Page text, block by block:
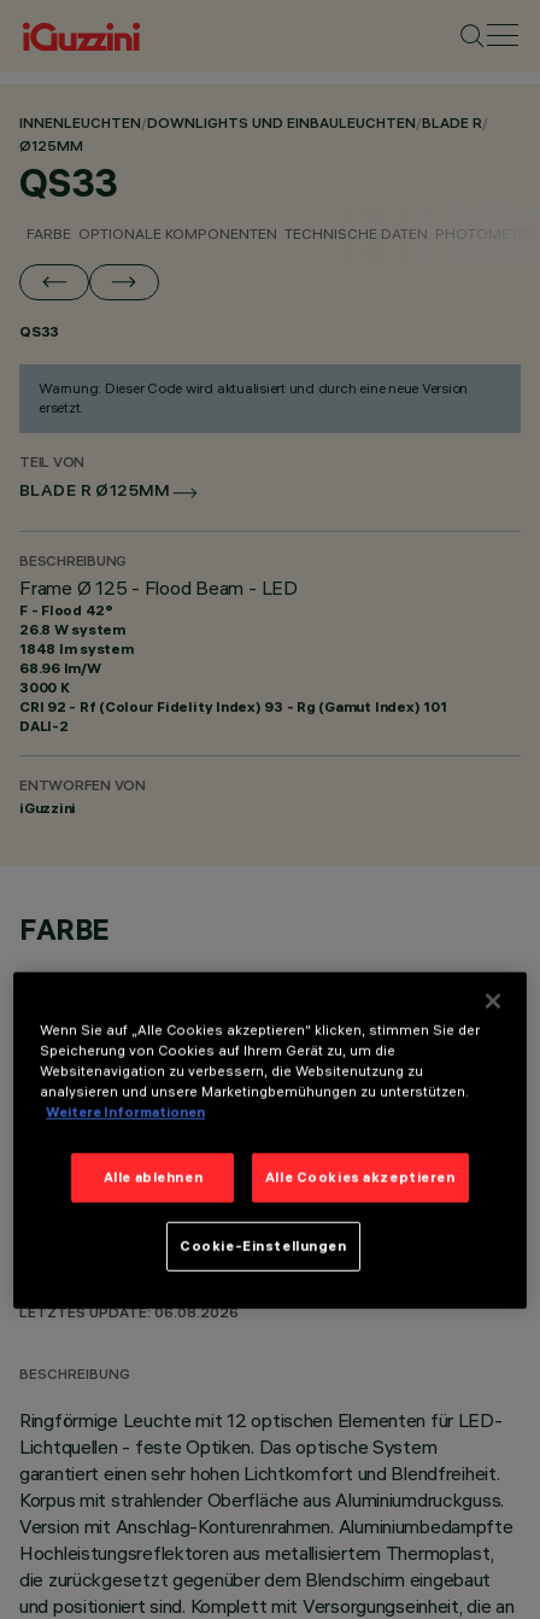
INNENLEUCHTEN/DOWNLIGHTS UND EINBAULEUCHTEN/BLADE R/
Ø125MM
QS33
FARBE OPTIONALE KOMPONENTEN TECHNISCHE DATEN
QS33
Warnung: Dieser Code wird aktualisiert und durch eine neue Version
ersetzt.
TEIL VON
BLADE R Ø125MM
BESCHREIBUNG
Frame Ø 125 - Flood Beam - LED
F - Flood 42°
26.8 W system
1848 lm system
68.96 lm/W
3000 K
CRI 92 - Rf (Colour Fidelity Index) 93 - Rg (Gamut Index) 101
DALI-2
ENTWORFEN VON
iGuzzini
FARBE
OPTIONALE KOMPONENTEN
TECHNISCHE DATEN
LETZTES UPDATE: 06.08.2026
BESCHREIBUNG
Ringförmige Leuchte mit 12 optischen Elementen für LED-
Lichtquellen - feste Optiken. Das optische System
garantiert einen sehr hohen Lichtkomfort und Blendfreiheit.
Korpus mit strahlender Oberfläche aus Aluminiumdruckguss.
Version mit Anschlag-Konturenrahmen. Aluminiumbedampfte
Hochleistungsreflektoren aus metallisiertem Thermoplast,
die zurückgesetzt gegenüber dem Blendschirm eingebaut
und positioniert sind. Komplett mit Versorgungseinheit, die an
Wenn Sie auf „Alle Cookies akzeptieren“ klicken, stimmen Sie der
Speicherung von Cookies auf Ihrem Gerät zu, um die
Websitenavigation zu verbessern, die Websitenutzung zu
analysieren und unsere Marketingbemühungen zu unterstützen.
Weitere Informationen
Alle ablehnen Alle Cookies akzeptieren
Cookie-Einstellungen